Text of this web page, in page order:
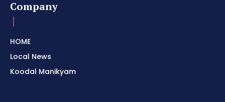
Company
HOME
Local News
Koodal Manikyam